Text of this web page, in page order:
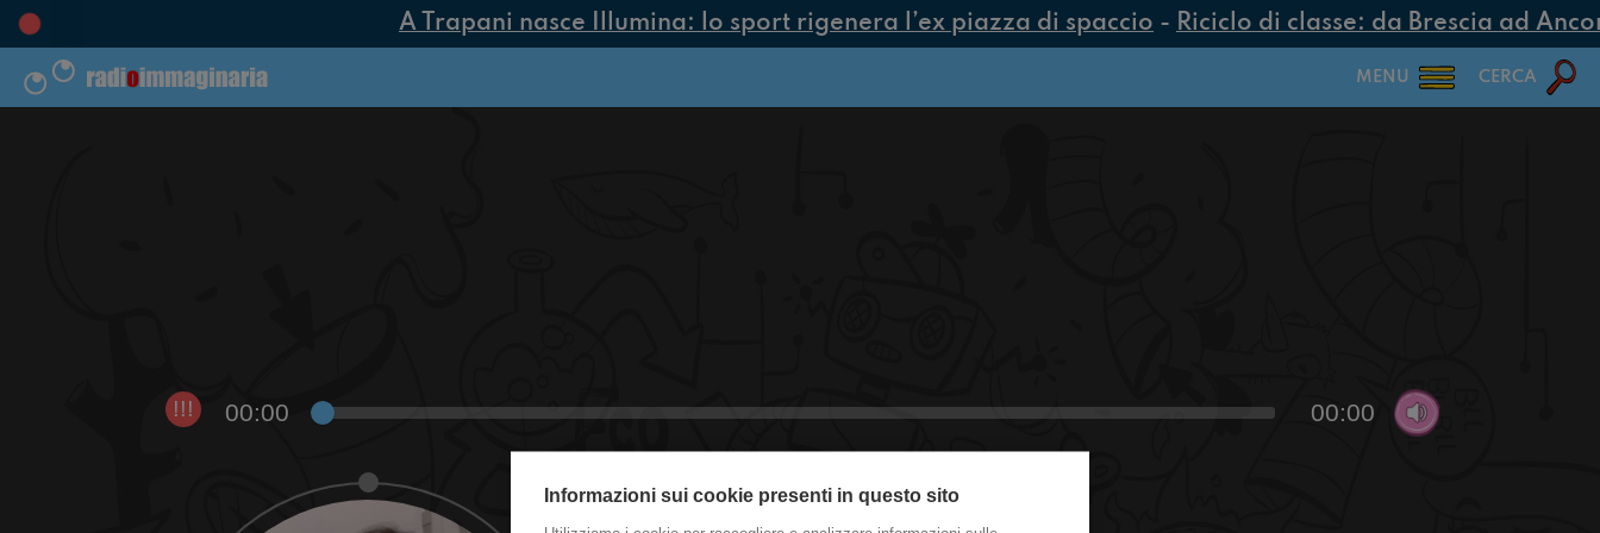
A Trapani nasce Illumina: lo sport rigenera l’ex piazza di spaccio- Riciclo di classe: da Brescia ad
MENU CERCA
!!! 00:00 00:00
Informazioni sui cookie presenti in questo sito